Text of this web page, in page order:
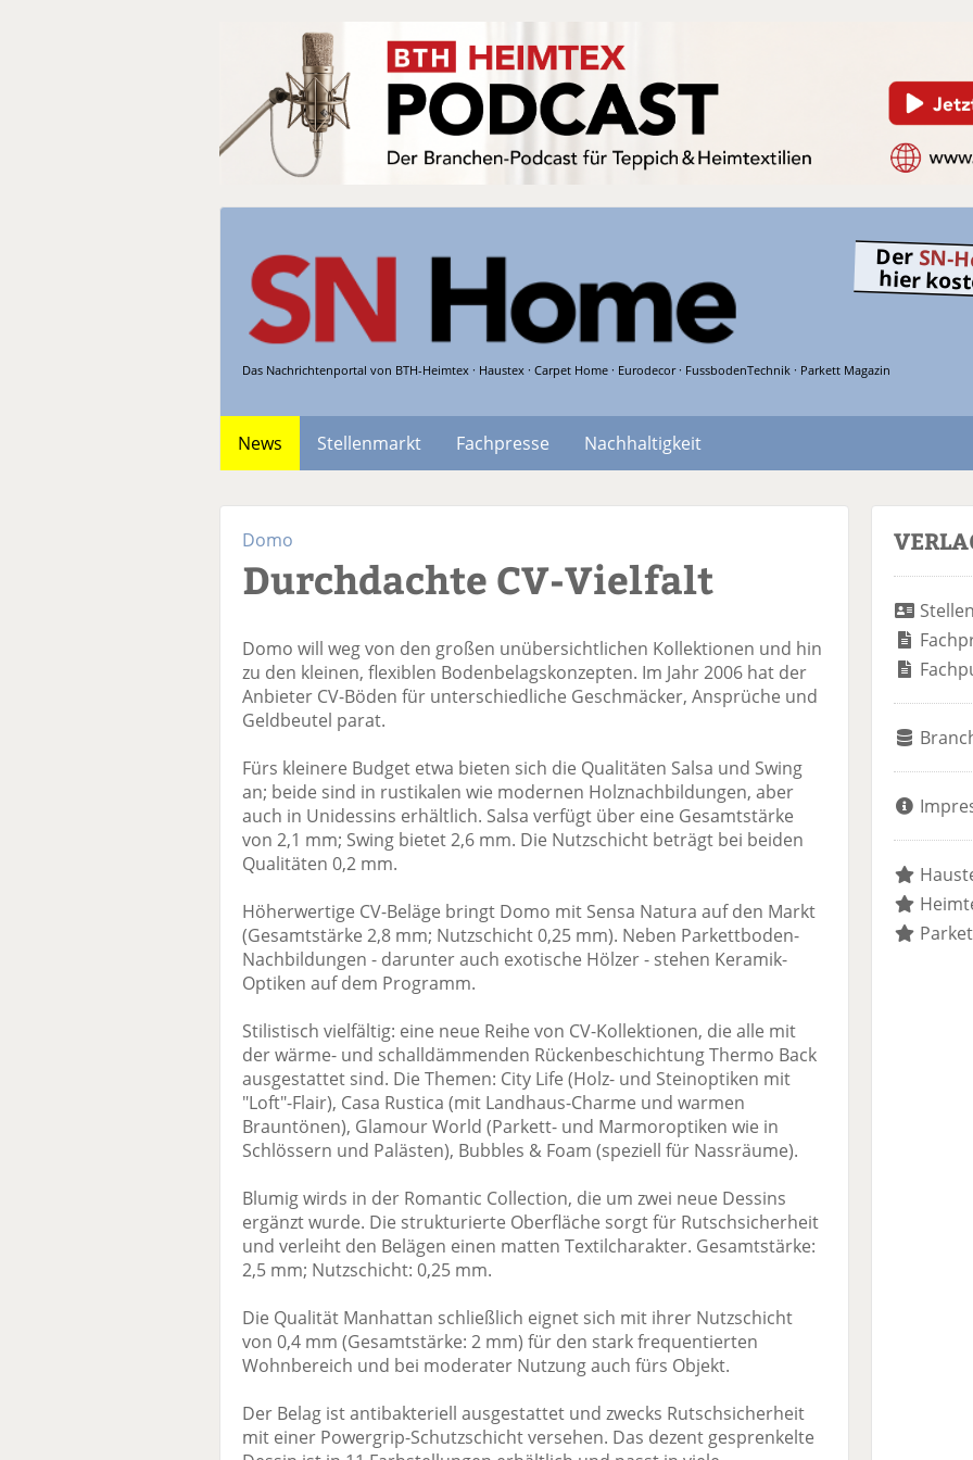
Das Nachrichtenportal von BTH-Heimtex · Haustex · Carpet Home · Eurodecor · FussbodenTechnik · Parkett Magazin
Der SN-
hier
News Stellenmarkt Fachpresse
Nachhaltigkeit
Domo
Durchdachte CV-Vielfalt
Domo will weg von den großen unübersichtlichen Kollektionen und hin
zu den kleinen, flexiblen Bodenbelagskonzepten. Im Jahr 2006 hat der
Anbieter CV-Böden für unterschiedliche Geschmäcker, Ansprüche und
Geldbeutel parat.
Fürs kleinere Budget etwa bieten sich die Qualitäten Salsa und Swing
an; beide sind in rustikalen wie modernen Holznachbildungen, aber
auch in Unidessins erhältlich. Salsa verfügt über eine Gesamtstärke
von 2,1 mm; Swing bietet 2,6 mm. Die Nutzschicht beträgt bei beiden
Qualitäten 0,2 mm.
Höherwertige CV-Beläge bringt Domo mit Sensa Natura auf den Markt
(Gesamtstärke 2,8 mm; Nutzschicht 0,25 mm). Neben Parkettboden-
Nachbildungen - darunter auch exotische Hölzer - stehen Keramik-
Optiken auf dem Programm.
Stilistisch vielfältig: eine neue Reihe von CV-Kollektionen, die alle mit
der wärme- und schalldämmenden Rückenbeschichtung Thermo Back
ausgestattet sind. Die Themen: City Life (Holz- und Steinoptiken mit
"Loft"-Flair), Casa Rustica (mit Landhaus-Charme und warmen
Brauntönen), Glamour World (Parkett- und Marmoroptiken wie in
Schlössern und Palästen), Bubbles & Foam (speziell für Nassräume).
Blumig wirds in der Romantic Collection, die um zwei neue Dessins
ergänzt wurde. Die strukturierte Oberfläche sorgt für Rutschsicherheit
und verleiht den Belägen einen matten Textilcharakter. Gesamtstärke:
2,5 mm; Nutzschicht: 0,25 mm.
Die Qualität Manhattan schließlich eignet sich mit ihrer Nutzschicht
von 0,4 mm (Gesamtstärke: 2 mm) für den stark frequentierten
Wohnbereich und bei moderater Nutzung auch fürs Objekt.
Der Belag ist antibakteriell ausgestattet und zwecks Rutschsicherheit
mit einer Powergrip-Schutzschicht versehen. Das dezent gesprenkelte